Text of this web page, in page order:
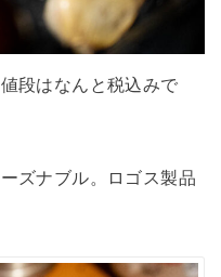
段はなんと税込みで
ズナブル。ロゴス製品